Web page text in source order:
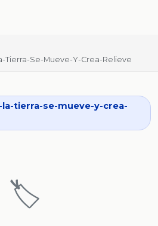
Tierra-Se-Mueve-Y-Crea-Relieve
tierra-se-mueve-y-crea-
🏷️